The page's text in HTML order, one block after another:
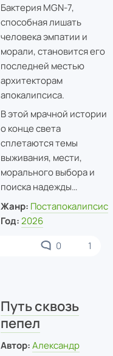
Бактерия MGN-7,
способная лишать
человека эмпатии и
морали, становится его
последней местью
архитекторам
апокалипсиса.
В этой мрачной истории
о конце света
сплетаются темы
выживания, мести,
морального выбора и
поиска надежды…
Жанр: Постапокалипсис
Год: 2026
0 1
Путь сквозь
пепел
Автор: Александр